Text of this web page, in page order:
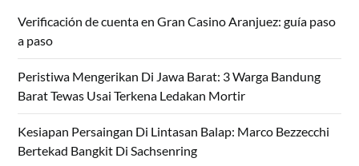
Verificación de cuenta en Gran Casino Aranjuez: guía paso
a paso
Peristiwa Mengerikan Di Jawa Barat: 3 Warga Bandung
Barat Tewas Usai Terkena Ledakan Mortir
Kesiapan Persaingan Di Lintasan Balap: Marco Bezzecchi
Bertekad Bangkit Di Sachsenring